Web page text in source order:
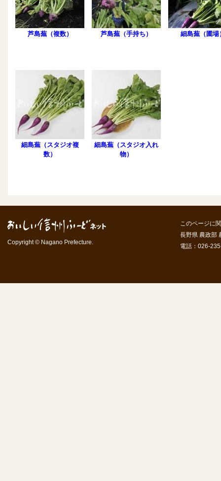
芦島蕪（複数） 芦島蕪（手持ち） 細島蕪（圃場
細島蕪（スタジオ複
数）
細島蕪（スタジオ入れ
物）
Copyright © Nagano Prefecture.
このページに
長野県 農政部
電話：026-